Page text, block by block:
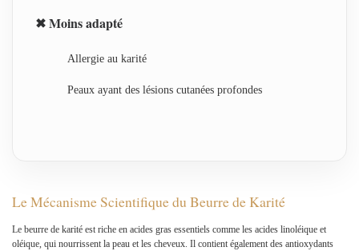
✖ Moins adapté
Allergie au karité
Peaux ayant des lésions cutanées profondes
Le Mécanisme Scientifique du Beurre de Karité
Le beurre de karité est riche en acides gras essentiels comme les acides linoléique et
oléique, qui nourrissent la peau et les cheveux. Il contient également des antioxydants